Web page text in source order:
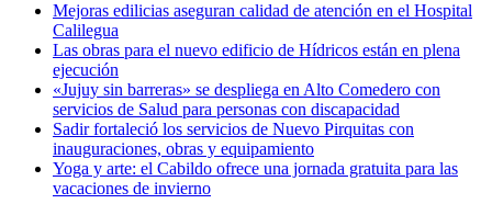
Mejoras edilicias aseguran calidad de atención en el Hospital
Calilegua
Las obras para el nuevo edificio de Hídricos están en plena
ejecución
«Jujuy sin barreras» se despliega en Alto Comedero con
servicios de Salud para personas con discapacidad
Sadir fortaleció los servicios de Nuevo Pirquitas con
inauguraciones, obras y equipamiento
Yoga y arte: el Cabildo ofrece una jornada gratuita para las
vacaciones de invierno